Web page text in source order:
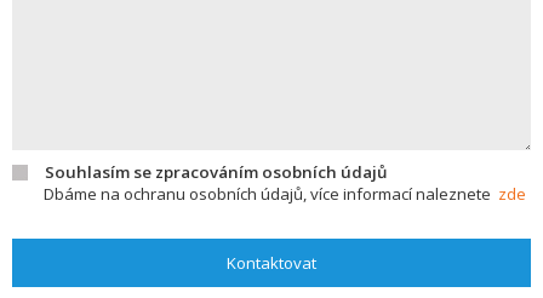
Souhlasím se zpracováním osobních údajů
Dbáme na ochranu osobních údajů, více informací naleznete zde
Kontaktovat